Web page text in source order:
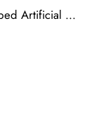
Rollo de Césped Artificial Barato exterior jardín terraza mascotas 20mm – [Ancho 1m x10mt largo]